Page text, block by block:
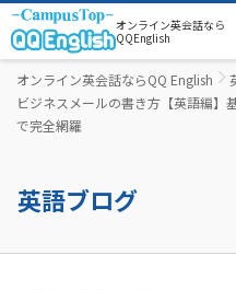
オンライン英会話なら
QQEnglish
オンライン英会話ならQQ English
ビジネスメールの書き方【英語編】
で完全網羅
英語ブログ